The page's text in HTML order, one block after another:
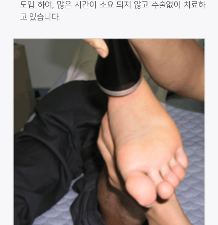
도입 하여, 많은 시간이 소요 되지 않고 수술없이 치료하
고 있습니다.